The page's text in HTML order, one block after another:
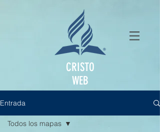
CRISTO
WEB
Entrada
Todos los mapas